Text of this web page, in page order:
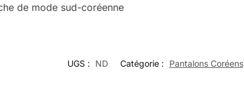
de mode sud-coréenne
UGS : ND Catégorie : Pantalons Coréens